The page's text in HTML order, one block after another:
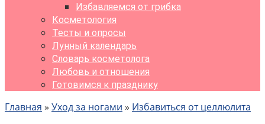
Избавляемся от грибка
Косметология
Тесты и опросы
Лунный календарь
Словарь косметолога
Любовь и отношения
Готовимся к празднику
Главная » Уход за ногами » Избавиться от целлюлита